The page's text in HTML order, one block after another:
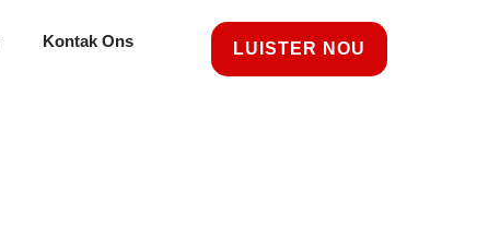
Kontak Ons LUISTER NOU